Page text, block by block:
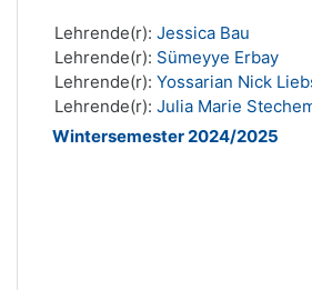
Lehrende(r): Jessica Bau
Lehrende(r): Sümeyye Erbay
Lehrende(r): Yossarian Nick
Lehrende(r): Julia Marie
Wintersemester 2024/2025